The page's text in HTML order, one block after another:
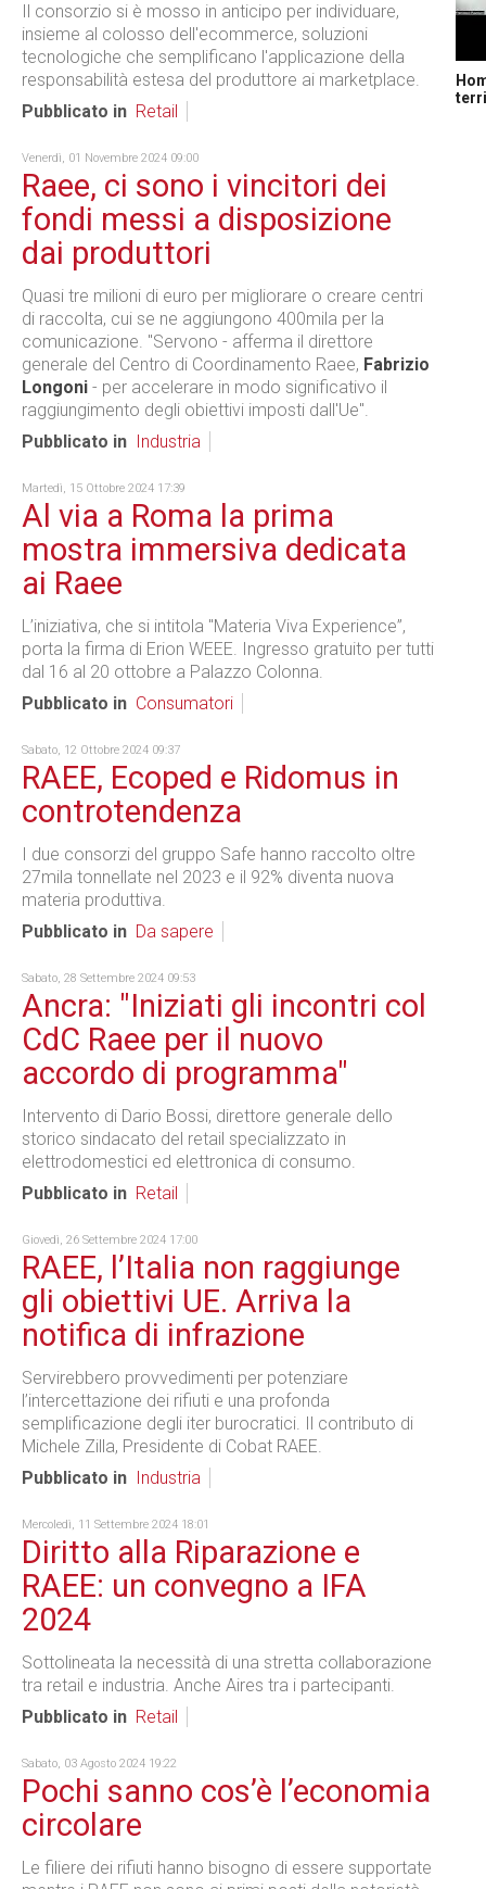
Il consorzio si è mosso in anticipo per individuare,
insieme al colosso dell'ecommerce, soluzioni
tecnologiche che semplificano l'applicazione della
responsabilità estesa del produttore ai marketplace.
Pubblicato in Retail
Venerdì, 01 Novembre 2024 09:00
Raee, ci sono i vincitori dei
fondi messi a disposizione
dai produttori
Quasi tre milioni di euro per migliorare o creare centri
di raccolta, cui se ne aggiungono 400mila per la
comunicazione. "Servono - afferma il direttore
generale del Centro di Coordinamento Raee, Fabrizio
Longoni - per accelerare in modo significativo il
raggiungimento degli obiettivi imposti dall'Ue".
Pubblicato in
Industria
Martedì, 15 Ottobre 2024 17:39
Al via a Roma la prima
mostra immersiva dedicata
ai Raee
L’iniziativa, che si intitola "Materia Viva Experience”,
porta la firma di Erion WEEE. Ingresso gratuito per tutti
dal 16 al 20 ottobre a Palazzo Colonna.
Pubblicato in Consumatori
Sabato, 12 Ottobre 2024 09:37
RAEE, Ecoped e Ridomus in
controtendenza
I due consorzi del gruppo Safe hanno raccolto oltre
27mila tonnellate nel 2023 e il 92% diventa nuova
materia produttiva.
Pubblicato in Da sapere
Sabato, 28 Settembre 2024 09:53
Ancra: "Iniziati gli incontri col
CdC Raee per il nuovo
accordo di programma"
Intervento di Dario Bossi, direttore generale dello
storico sindacato del retail specializzato in
elettrodomestici ed elettronica di consumo.
Pubblicato in Retail
Giovedì, 26 Settembre 2024 17:00
RAEE, l’Italia non raggiunge
gli obiettivi UE. Arriva la
notifica di infrazione
Servirebbero provvedimenti per potenziare
l’intercettazione dei rifiuti e una profonda
semplificazione degli iter burocratici. Il contributo di
Michele Zilla, Presidente di Cobat RAEE.
Pubblicato in
Industria
Mercoledì, 11 Settembre 2024 18:01
Diritto alla Riparazione e
RAEE: un convegno a IFA
2024
Sottolineata la necessità di una stretta collaborazione
tra retail e industria. Anche Aires tra i partecipanti.
Pubblicato in Retail
Sabato, 03 Agosto 2024 19:22
Pochi sanno cos’è l’economia
circolare
Le filiere dei rifiuti hanno bisogno di essere supportate